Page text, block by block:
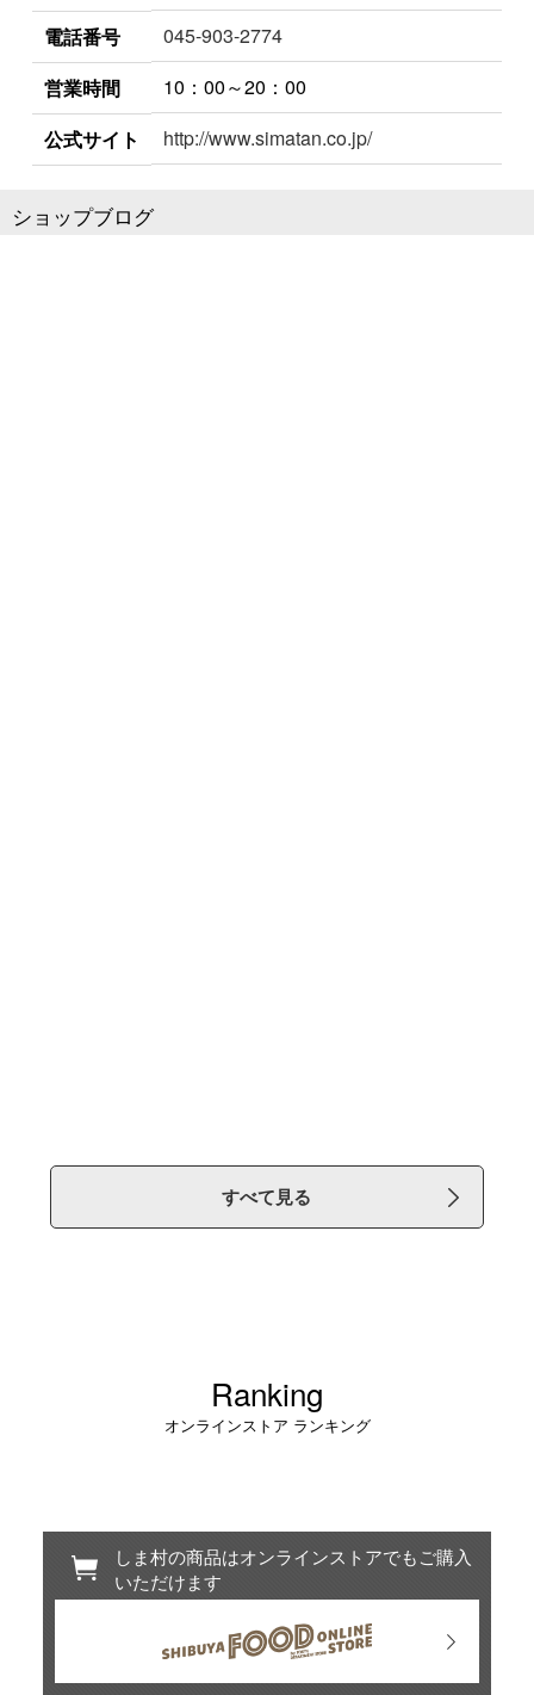
電話番号
045-903-2774
営業時間
10：00～20：00
公式サイト
http://www.simatan.co.jp/
ショップブログ
すべて見る
Ranking
オンラインストア ランキング
しま村の商品はオンラインストアでもご購入
いただけます